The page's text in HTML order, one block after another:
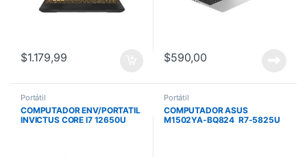
$1.179,99 $590,00
Portátil
COMPUTADOR ENV/PORTATIL
INVICTUS CORE I7 12650U
Portátil
COMPUTADOR ASUS
M1502YA-BQ824 R7-5825U